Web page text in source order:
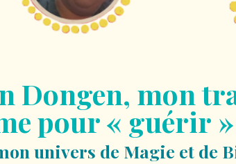
Dongen, mon
pour « guérir
univers de Magie et de